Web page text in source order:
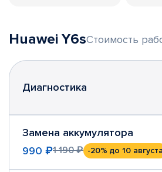
Huawei Y6sСтоимость
Диагностика
Замена аккумулятора
990 ₽1 190 ₽ -20% до 10 августа